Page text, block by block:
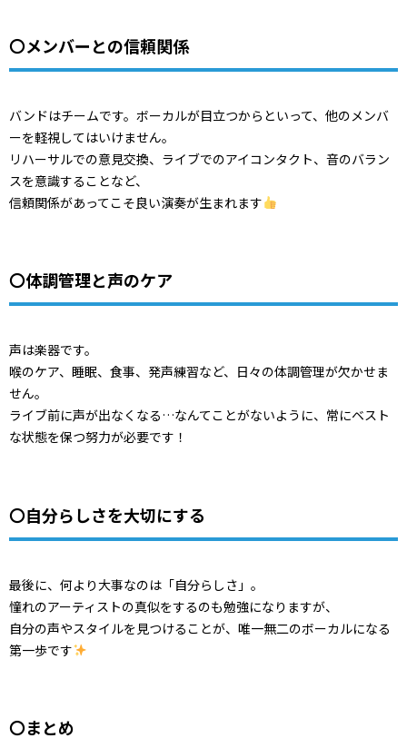
〇メンバーとの信頼関係
バンドはチームです。ボーカルが目立つからといって、他のメンバ
ーを軽視してはいけません。
リハーサルでの意見交換、ライブでのアイコンタクト、音のバラン
スを意識することなど、
信頼関係があってこそ良い演奏が生まれます
〇体調管理と声のケア
声は楽器です。
喉のケア、睡眠、食事、発声練習など、日々の体調管理が欠かせま
せん。
ライブ前に声が出なくなる…なんてことがないように、常にベスト
な状態を保つ努力が必要です！
〇自分らしさを大切にする
最後に、何より大事なのは「自分らしさ」。
憧れのアーティストの真似をするのも勉強になりますが、
自分の声やスタイルを見つけることが、唯一無二のボーカルになる
第一歩です
〇まとめ